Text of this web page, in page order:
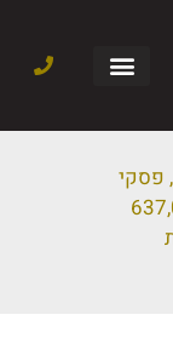
פסקי
637,000